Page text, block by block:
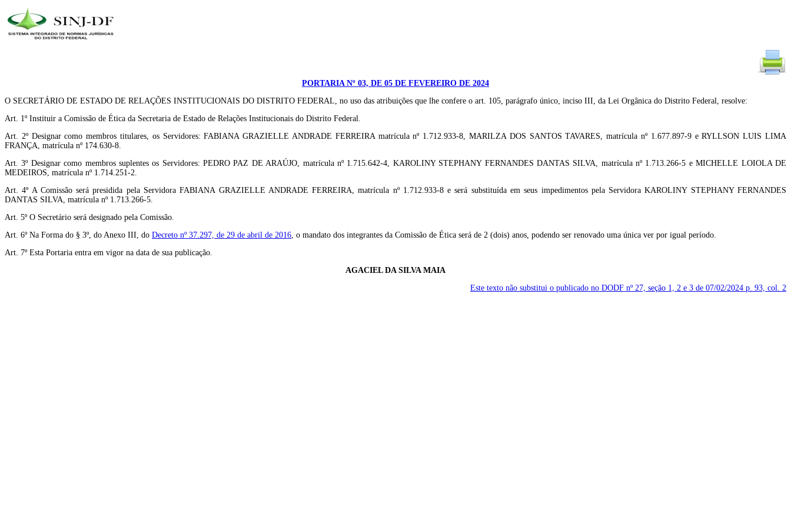
PORTARIA Nº 03, DE 05 DE FEVEREIRO DE 2024
O SECRETÁRIO DE ESTADO DE RELAÇÕES INSTITUCIONAIS DO DISTRITO FEDERAL, no uso das atribuições que lhe confere o art. 105, parágrafo único, inciso III, da Lei Orgânica do Distrito Federal, resolve:
Art. 1º Instituir a Comissão de Ética da Secretaria de Estado de Relações Institucionais do Distrito Federal.
Art. 2º Designar como membros titulares, os Servidores: FABIANA GRAZIELLE ANDRADE FERREIRA matrícula nº 1.712.933-8, MARILZA DOS SANTOS TAVARES, matrícula nº 1.677.897-9 e RYLLSON LUIS LIMA
FRANÇA, matrícula nº 174.630-8.
Art. 3º Designar como membros suplentes os Servidores: PEDRO PAZ DE ARAÚJO, matrícula nº 1.715.642-4, KAROLINY STEPHANY FERNANDES DANTAS SILVA, matrícula nº 1.713.266-5 e MICHELLE LOIOLA DE
MEDEIROS, matrícula nº 1.714.251-2.
Art. 4º A Comissão será presidida pela Servidora FABIANA GRAZIELLE ANDRADE FERREIRA, matrícula nº 1.712.933-8 e será substituída em seus impedimentos pela Servidora KAROLINY STEPHANY FERNANDES
DANTAS SILVA, matrícula nº 1.713.266-5.
Art. 5º O Secretário será designado pela Comissão.
Art. 6º Na Forma do § 3º, do Anexo III, do Decreto nº 37.297, de 29 de abril de 2016, o mandato dos integrantes da Comissão de Ética será de 2 (dois) anos, podendo ser renovado uma única ver por igual período.
Art. 7º Esta Portaria entra em vigor na data de sua publicação.
AGACIEL DA SILVA MAIA
Este texto não substitui o publicado no DODF nº 27, seção 1, 2 e 3 de 07/02/2024 p. 93, col. 2